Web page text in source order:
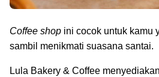
Coffee shop ini cocok untuk kamu
sambil menikmati suasana santai.
Lula Bakery & Coffee